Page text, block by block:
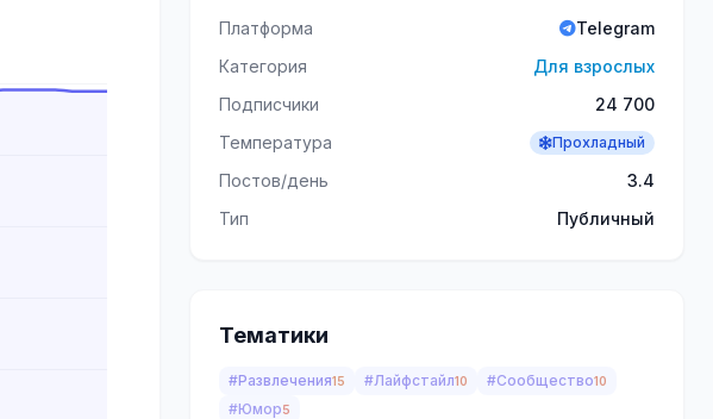
Платформа
Telegram
Категория
Для взрослых
Подписчики
24 700
Температура
Прохладный
Постов/день
3.4
Тип
Публичный
Тематики
#Развлечения15 #Лайфстайл10 #Сообщество10
#Юмор5